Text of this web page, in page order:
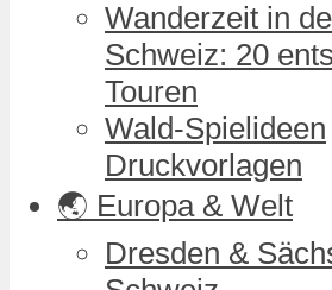
Wanderzeit in
Schweiz: 20
Touren
Wald-Spielideen
Druckvorlagen
🌏 Europa & Welt
Dresden &